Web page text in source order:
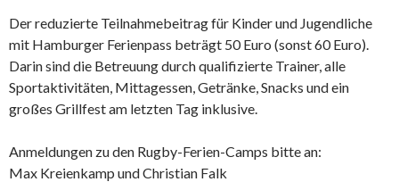
Der reduzierte Teilnahmebeitrag für Kinder und Jugendliche
mit Hamburger Ferienpass beträgt 50 Euro (sonst 60 Euro).
Darin sind die Betreuung durch qualifizierte Trainer, alle
Sportaktivitäten, Mittagessen, Getränke, Snacks und ein
großes Grillfest am letzten Tag inklusive.
Anmeldungen zu den Rugby-Ferien-Camps bitte an:
Max Kreienkamp und Christian Falk